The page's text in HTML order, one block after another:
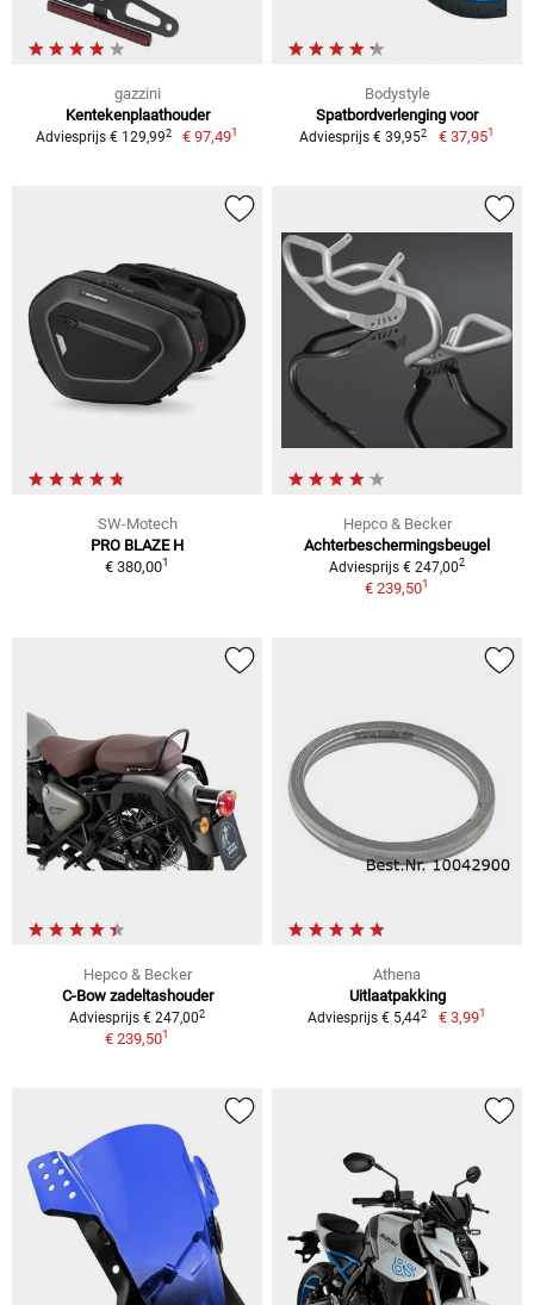
gazzini
Kentekenplaathouder
Adviesprijs € 129,992 € 97,491
Bodystyle
Spatbordverlenging voor
Adviesprijs € 39,952 € 37,951
SW-Motech
PRO BLAZE H
€ 380,001
Hepco & Becker
Achterbeschermingsbeugel
Adviesprijs € 247,002
€ 239,501
Hepco & Becker
C-Bow zadeltashouder
Adviesprijs € 247,002
€ 239,501
Athena
Uitlaatpakking
Adviesprijs € 5,442 € 3,991